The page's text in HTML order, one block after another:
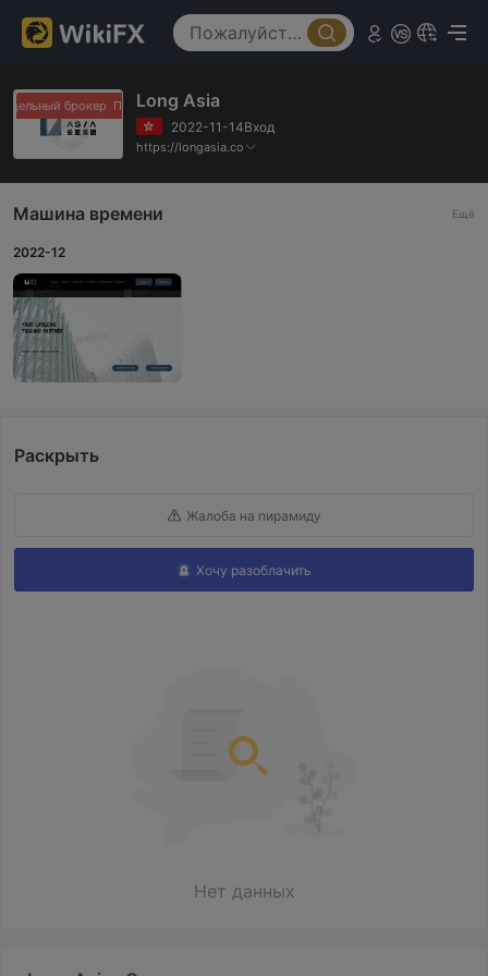
брокер Поддельный брокер
Long Asia
2022-11-14Вход
https://longasia.co
Машина времени Ещё
2022-12
Раскрыть
Жалоба на пирамиду
Хочу разоблачить
Нет данных